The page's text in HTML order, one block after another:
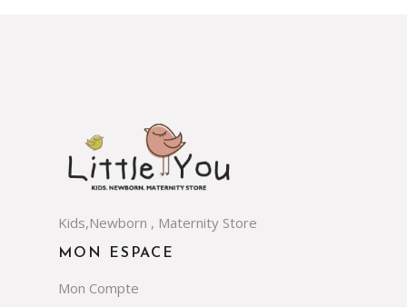
MON ESPACE
Mon Compte
Kids,Newborn , Maternity Store